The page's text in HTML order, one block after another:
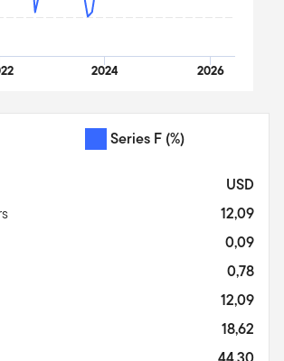
2024 2026
Series F (%)
USD
12,09
0,09
0,78
12,09
18,62